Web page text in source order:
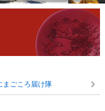
ごころ届け隊